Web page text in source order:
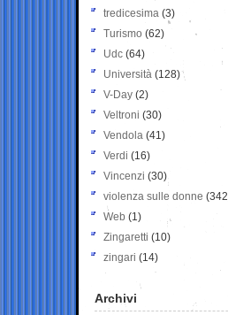
tredicesima (3)
Turismo (62)
Udc (64)
Università (128)
V-Day (2)
Veltroni (30)
Vendola (41)
Verdi (16)
Vincenzi (30)
violenza sulle donne
Web (1)
Zingaretti (10)
zingari (14)
Archivi